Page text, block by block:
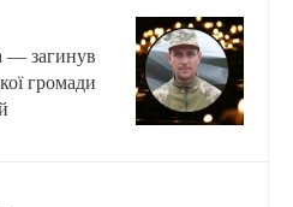
— загинув
громади